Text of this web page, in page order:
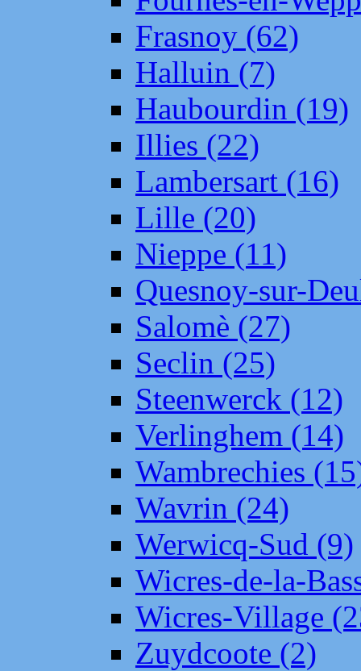
Frasnoy (62)
Halluin (7)
Haubourdin (19)
Illies (22)
Lambersart (16)
Lille (20)
Nieppe (11)
Quesnoy-sur-
Salomè (27)
Seclin (25)
Steenwerck (12)
Verlinghem (14)
Wambrechies
Wavrin (24)
Werwicq-Sud (9)
Wicres-de-la-
Wicres-Village
Zuydcoote (2)